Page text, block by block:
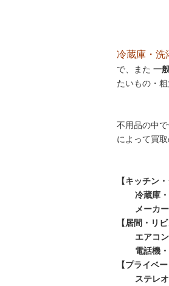
冷蔵庫・洗
で、また 一
たいもの・
不用品の中
によって買
【キッチン
冷蔵庫
メーカ
【居間・リビ
エアコ
電話機
【プライベ
ステレ